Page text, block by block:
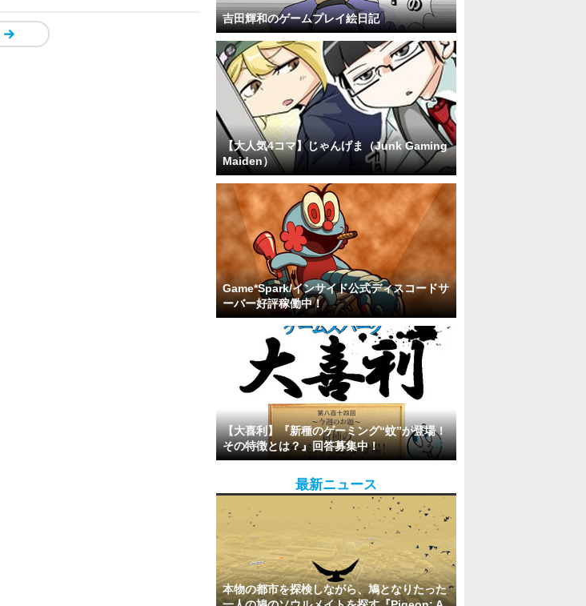
吉田輝和のゲームプレイ絵日記
【大人気4コマ】じゃんげま（Junk Gaming
Maiden）
Game*Spark/インサイド公式ディスコードサ
ーバー好評稼働中！
【大喜利】『新種のゲーミング“蚊”が登場！
その特徴とは？』回答募集中！
最新ニュース
本物の都市を探検しながら、鳩となりたった